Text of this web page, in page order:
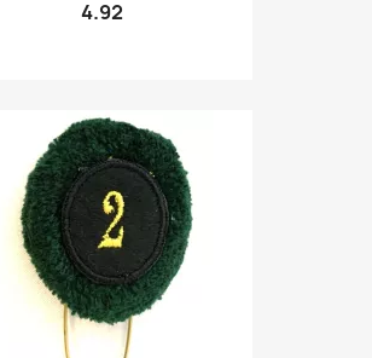
4.92